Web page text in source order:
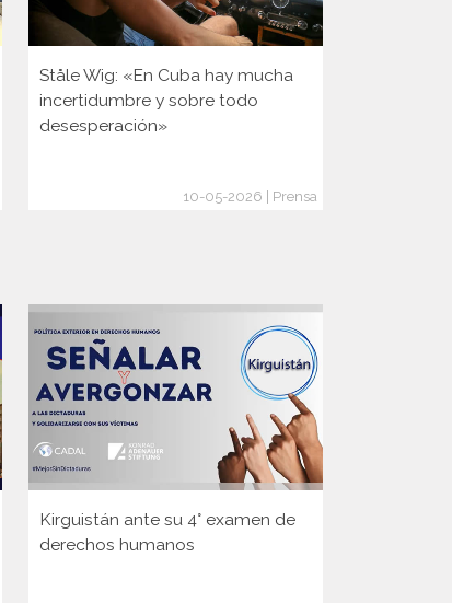
Ståle Wig: «En Cuba hay mucha
incertidumbre y sobre todo
desesperación»
10-05-2026 | Prensa
Kirguistán ante su 4° examen de
derechos humanos